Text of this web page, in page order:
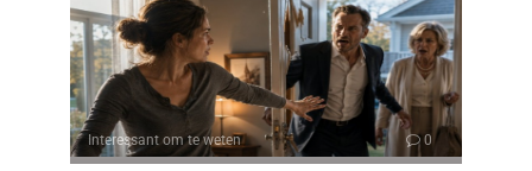
Interessant om te weten 0